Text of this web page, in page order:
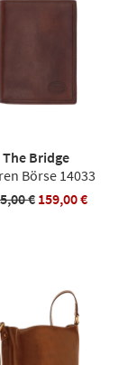
The Bridge
Börse 14033
€ 159,00 €